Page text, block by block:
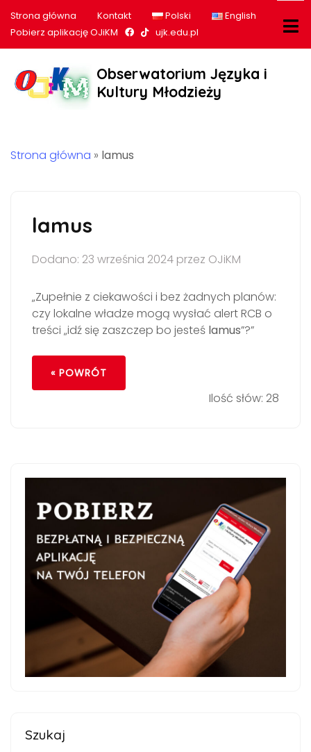
Strona główna Kontakt Polski
English
Pobierz aplikację OJiKM
Nasz profil na Facebook
Nasz profil na tiktok
ujk.edu.pl
Obserwatorium Języka i
Kultury Młodzieży
Strona główna » lamus
lamus
Dodano: 23 września 2024 przez OJiKM
„Zupełnie z ciekawości i bez żadnych planów:
czy lokalne władze mogą wysłać alert RCB o
treści „idź się zaszczep bo jesteś lamus”?”
« POWRÓT
Ilość słów: 28
Szukaj